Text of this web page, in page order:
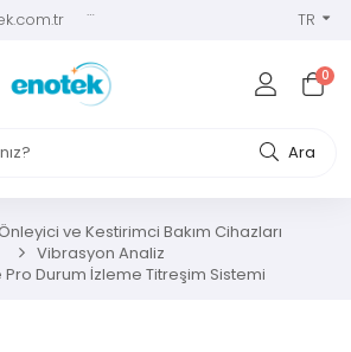
TR
0
Ara
ve Kestirimci Bakım Cihazları
Vibrasyon Analiz
Pro Durum İzleme Titreşim Sistemi